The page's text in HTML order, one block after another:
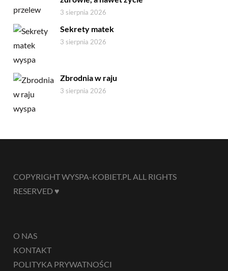
3 sierpnia 2026
Sekrety matek
3 sierpnia 2026
Zbrodnia w raju
3 sierpnia 2026
COPYRIGHT WYSPA-KOBIET.PL ALL RIGHTS
RESERVED ♥
O NAS
KONTAKT
POLITYKA PRYWATNOŚCI